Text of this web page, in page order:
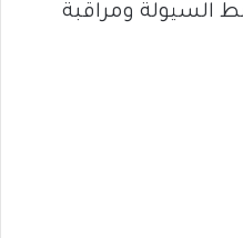
السيولة ومراقبة